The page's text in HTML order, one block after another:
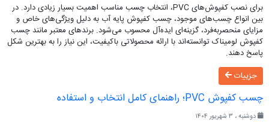
برای نصب کفپوش‌های PVC، انتخاب چسب مناسب اهمیت بسیار زیادی دارد. در
بین انواع چسب‌های موجود، چسب کفپوش پایه آب به دلیل ویژگی‌های خاص و
مزایای منحصربه‌فرد، گزینه‌ای ایده‌آل محسوب می‌شود. برندهای معتبر مانند چسب
کفپوش لومیناک توانسته‌اند با ارائه محصولاتی باکیفیت، این نیاز را به بهترین شکل
پاسخ دهند.
جزییات
چسب کفپوش PVC؛ راهنمای کامل انتخاب و استفاده
دوشنبه ، ۳ شهریور ۱۴۰۴